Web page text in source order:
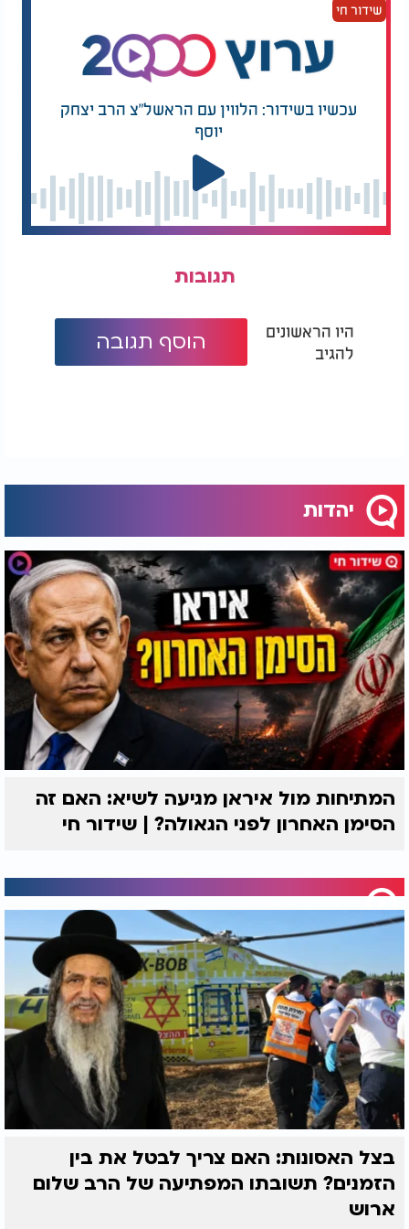
שידור חי
עכשיו בשידור: הלווין עם הראשל"צ הרב יצחק
יוסף
תגובות
היו הראשונים
להגיב
הוסף תגובה
יהדות
המתיחות מול איראן מגיעה לשיא: האם זה
הסימן האחרון לפני הגאולה? | שידור חי
בצל האסונות: האם צריך לבטל את בין
הזמנים? תשובתו המפתיעה של הרב שלום
ארוש